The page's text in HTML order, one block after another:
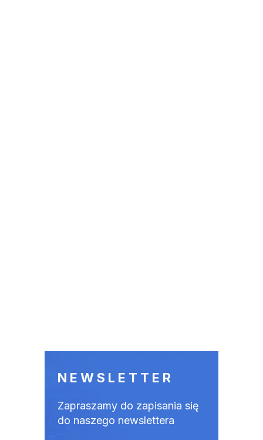
NEWSLETTER
Zapraszamy do zapisania się
do naszego newslettera